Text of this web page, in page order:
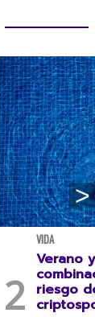
VIDA
Verano
riesgo